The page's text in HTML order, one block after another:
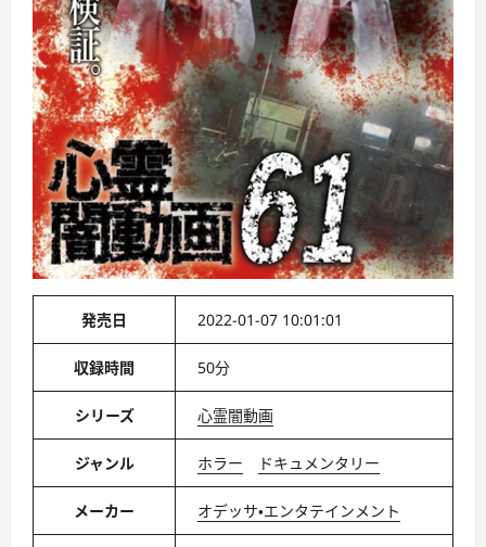
発売日 2022-01-07 10:01:01
収録時間 50分
シリーズ 心霊闇動画
ジャンル ホラー ドキュメンタリー
メーカー オデッサ・エンタテインメント